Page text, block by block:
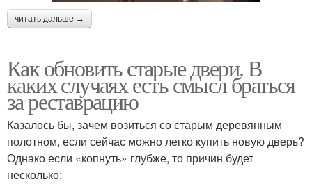
читать дальше →
Как обновить старые двери. В
каких случаях есть смысл браться
за реставрацию
Казалось бы, зачем возиться со старым деревянным
полотном, если сейчас можно легко купить новую дверь?
Однако если «копнуть» глубже, то причин будет
несколько: